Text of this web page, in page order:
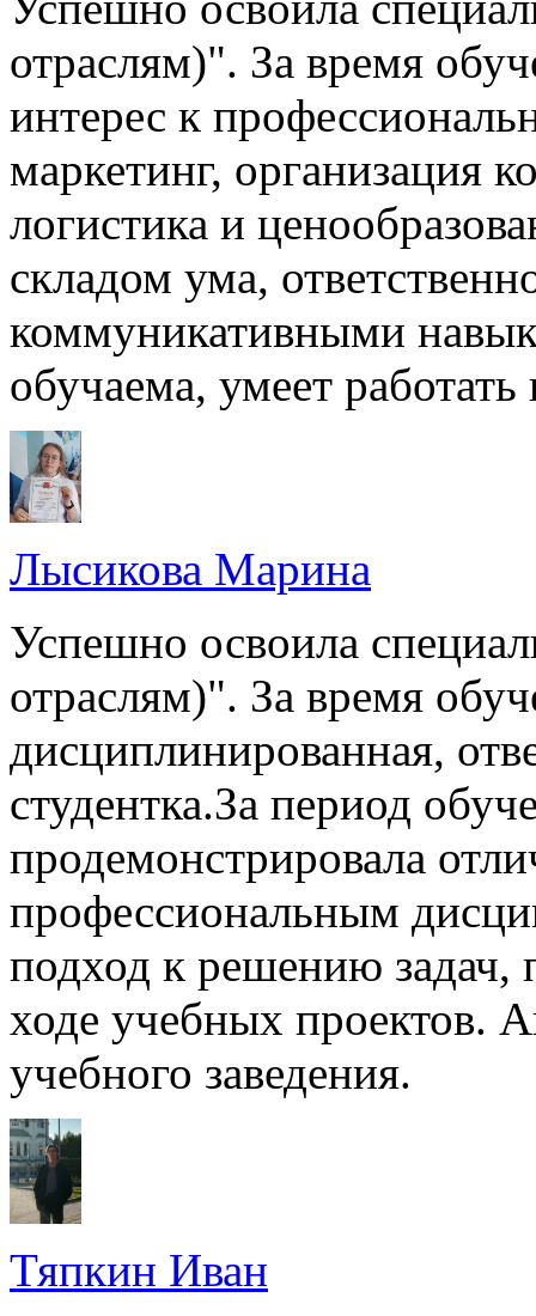
отраслям)". За время
интерес к
маркетинг, организация
логистика и
складом ума,
коммуникативными
обучаема, умеет работать
Лысикова Марина
Успешно освоила
отраслям)". За время
дисциплинированная,
студентка.За период
продемонстрировала
профессиональным
подход к решению задач,
ходе учебных проектов.
учебного заведения.
Тяпкин Иван